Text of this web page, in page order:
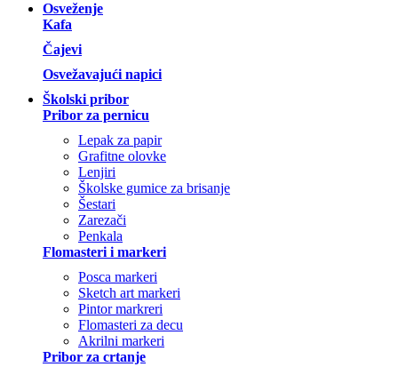
Osveženje
Kafa
Čajevi
Osvežavajući napici
Školski pribor
Pribor za pernicu
Lepak za papir
Grafitne olovke
Lenjiri
Školske gumice za brisanje
Šestari
Zarezači
Penkala
Flomasteri i markeri
Posca markeri
Sketch art markeri
Pintor markreri
Flomasteri za decu
Akrilni markeri
Pribor za crtanje